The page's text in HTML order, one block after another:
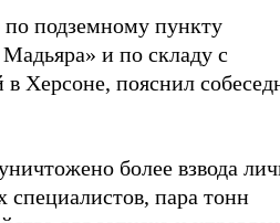
подземному пункту
и по складу с
Херсоне, пояснил
более взвода
специалистов, пара тонн